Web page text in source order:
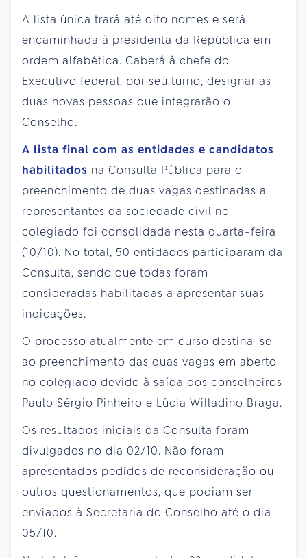
A lista única trará até oito nomes e será
encaminhada à presidenta da República em
ordem alfabética. Caberá à chefe do
Executivo federal, por seu turno, designar as
duas novas pessoas que integrarão o
Conselho.
A lista final com as entidades e candidatos
habilitados na Consulta Pública para o
preenchimento de duas vagas destinadas a
representantes da sociedade civil no
colegiado foi consolidada nesta quarta-feira
(10/10). No total, 50 entidades participaram da
Consulta, sendo que todas foram
consideradas habilitadas a apresentar suas
indicações.
O processo atualmente em curso destina-se
ao preenchimento das duas vagas em aberto
no colegiado devido à saída dos conselheiros
Paulo Sérgio Pinheiro e Lúcia Willadino Braga.
Os resultados iniciais da Consulta foram
divulgados no dia 02/10. Não foram
apresentados pedidos de reconsideração ou
outros questionamentos, que podiam ser
enviados à Secretaria do Conselho até o dia
05/10.